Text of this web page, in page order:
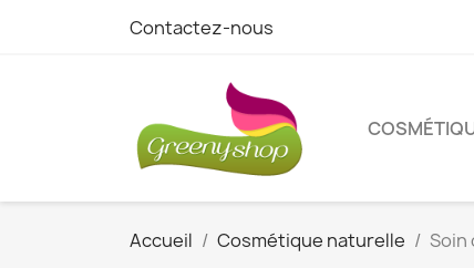
Contactez-nous
Accueil Cosmétique naturelle Soin